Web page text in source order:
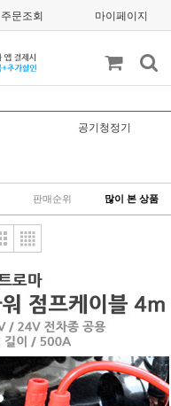
주문조회 마이페이지
공기청정기
판매순위 많이 본 상품